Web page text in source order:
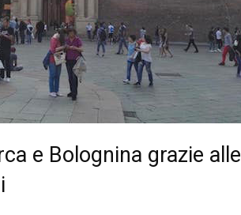
e Bolognina grazie alle